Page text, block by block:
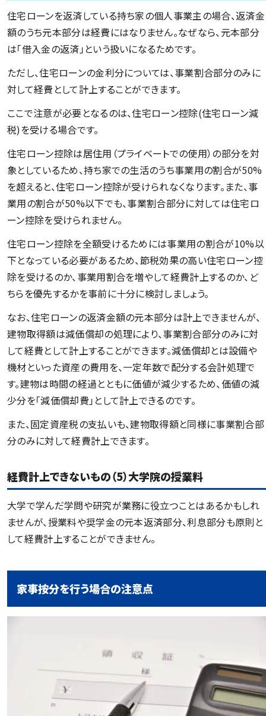
住宅ローンを返済している持ち家の個人事業主の場合、返済金
額のうち元本部分は経費にはなりません。なぜなら、元本部分
は「借入金の返済」という扱いになるためです。
ただし、住宅ローンの金利分については、事業割合部分のみに
対して経費として計上することができます。
ここで注意が必要となるのは、住宅ローン控除(住宅ローン減
税)を受ける場合です。
住宅ローン控除は居住用（プライベートでの使用）の部分を対
象としているため、持ち家での生活のうち事業用の割合が50%
を超えると、住宅ローン控除が受けられなくなります。また、事
業用の割合が50%以下でも、事業割合部分に対しては住宅ロ
ーン控除を受けられません。
住宅ローン控除を全額受けるためには事業用の割合が10%以
下となっている必要があるため、節税効果の高い住宅ローン控
除を受けるのか、事業用割合を増やして経費計上するのか、ど
ちらを優先するかを事前に十分に検討しましょう。
なお、住宅ローンの返済金額の元本部分は計上できませんが、
建物取得額は減価償却の処理により、事業割合部分のみに対
して経費として計上することができます。減価償却とは設備や
機材といった資産の費用を、一定年数で配分する会計処理で
す。建物は時間の経過とともに価値が減少するため、価値の減
少分を「減価償却費」として計上できるのです。
また、固定資産税の支払いも、建物取得額と同様に事業割合部
分のみに対して経費計上できます。
経費計上できないもの（5）大学院の授業料
大学で学んだ学問や研究が業務に役立つことはあるかもしれ
ませんが、授業料や奨学金の元本返済部分、利息部分も原則と
して経費計上することができません。
家事按分を行う場合の注意点